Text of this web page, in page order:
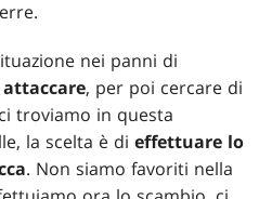
nei panni di
, per poi cercare di
troviamo in questa
la scelta è dieffettuare lo
. Non siamo favoriti nella